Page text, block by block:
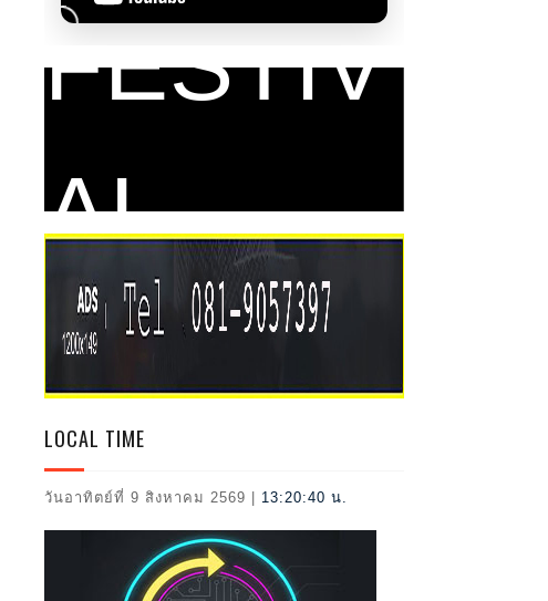
FESTIV
AL
2026
LOCAL TIME
วันอาทิตย์ที่ 9 สิงหาคม 2569 | 13:20:41 น.